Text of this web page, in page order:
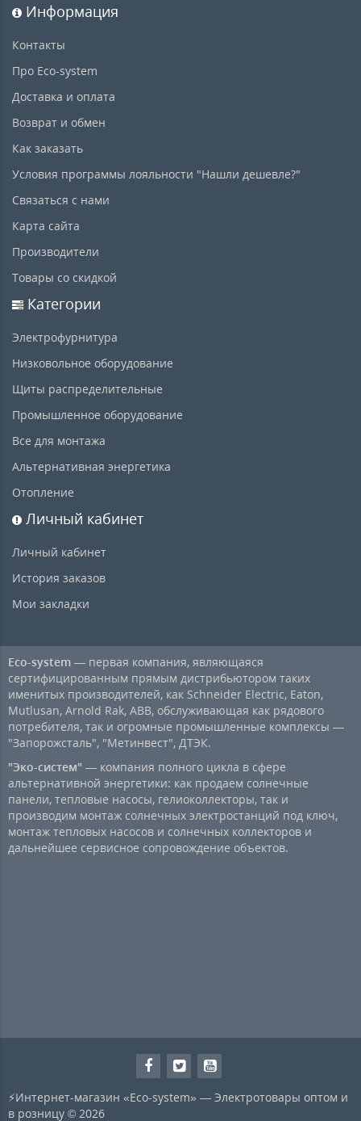
Информация
Контакты
Про Eco-system
Доставка и оплата
Возврат и обмен
Как заказать
Условия программы лояльности "Нашли дешевле?"
Связаться с нами
Карта сайта
Производители
Товары со скидкой
Категории
Электрофурнитура
Низковольное оборудование
Щиты распределительные
Промышленное оборудование
Все для монтажа
Альтернативная энергетика
Отопление
Личный кабинет
Личный кабинет
История заказов
Мои закладки
Eco-system — первая компания, являющаяся
сертифицированным прямым дистрибьютором таких
именитых производителей, как Schneider Electric, Eaton,
Mutlusan, Arnold Rak, ABB, обслуживающая как рядового
потребителя, так и огромные промышленные комплексы —
"Запорожсталь", "Метинвест", ДТЭК.
"Эко-систем" — компания полного цикла в сфере
альтернативной энергетики: как продаем солнечные
панели, тепловые насосы, гелиоколлекторы, так и
производим монтаж солнечных электростанций под ключ,
монтаж тепловых насосов и солнечных коллекторов и
дальнейшее сервисное сопровождение объектов.
⚡Интернет-магазин «Eco-system» — Электротовары оптом и
в розницу © 2026